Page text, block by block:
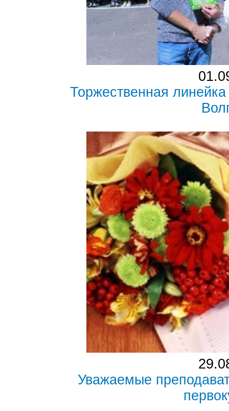
Торжественная
Уважаемые